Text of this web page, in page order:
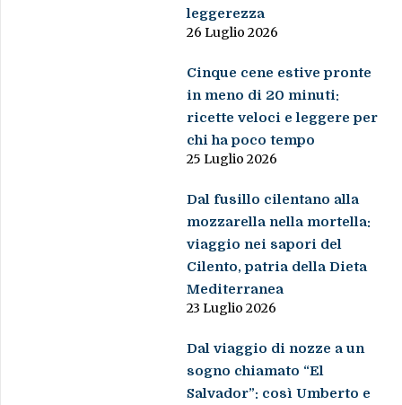
leggerezza
26 Luglio 2026
Cinque cene estive pronte
in meno di 20 minuti:
ricette veloci e leggere per
chi ha poco tempo
25 Luglio 2026
Dal fusillo cilentano alla
mozzarella nella mortella:
viaggio nei sapori del
Cilento, patria della Dieta
Mediterranea
23 Luglio 2026
Dal viaggio di nozze a un
sogno chiamato “El
Salvador”: così Umberto e